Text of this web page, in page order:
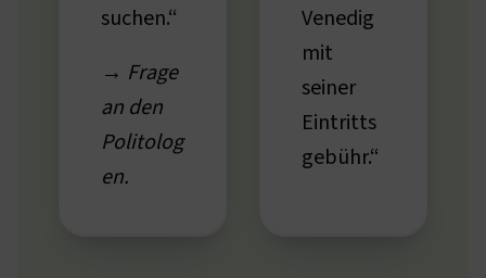
suchen.“
→ Frage
an den
Politolog
en.
Venedig
mit
seiner
Eintritts
gebühr.“